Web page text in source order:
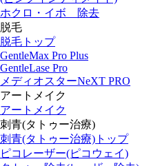
ホクロ・イボ 除去
脱毛
脱毛トップ
GentleMax Pro Plus
GentleLase Pro
メディオスターNeXT PRO
アートメイク
アートメイク
刺青(タトゥー治療)
刺青(タトゥー治療)トップ
ピコレーザー(ピコウェイ)